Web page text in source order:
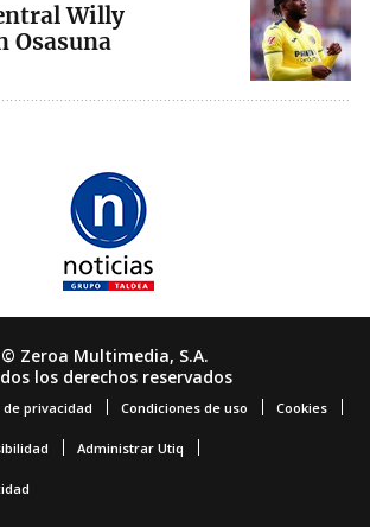
Willy
Osasuna
© Zeroa Multimedia, S.A.
los derechos reservados
de privacidad Condiciones de uso Cookies
Administrar Utiq